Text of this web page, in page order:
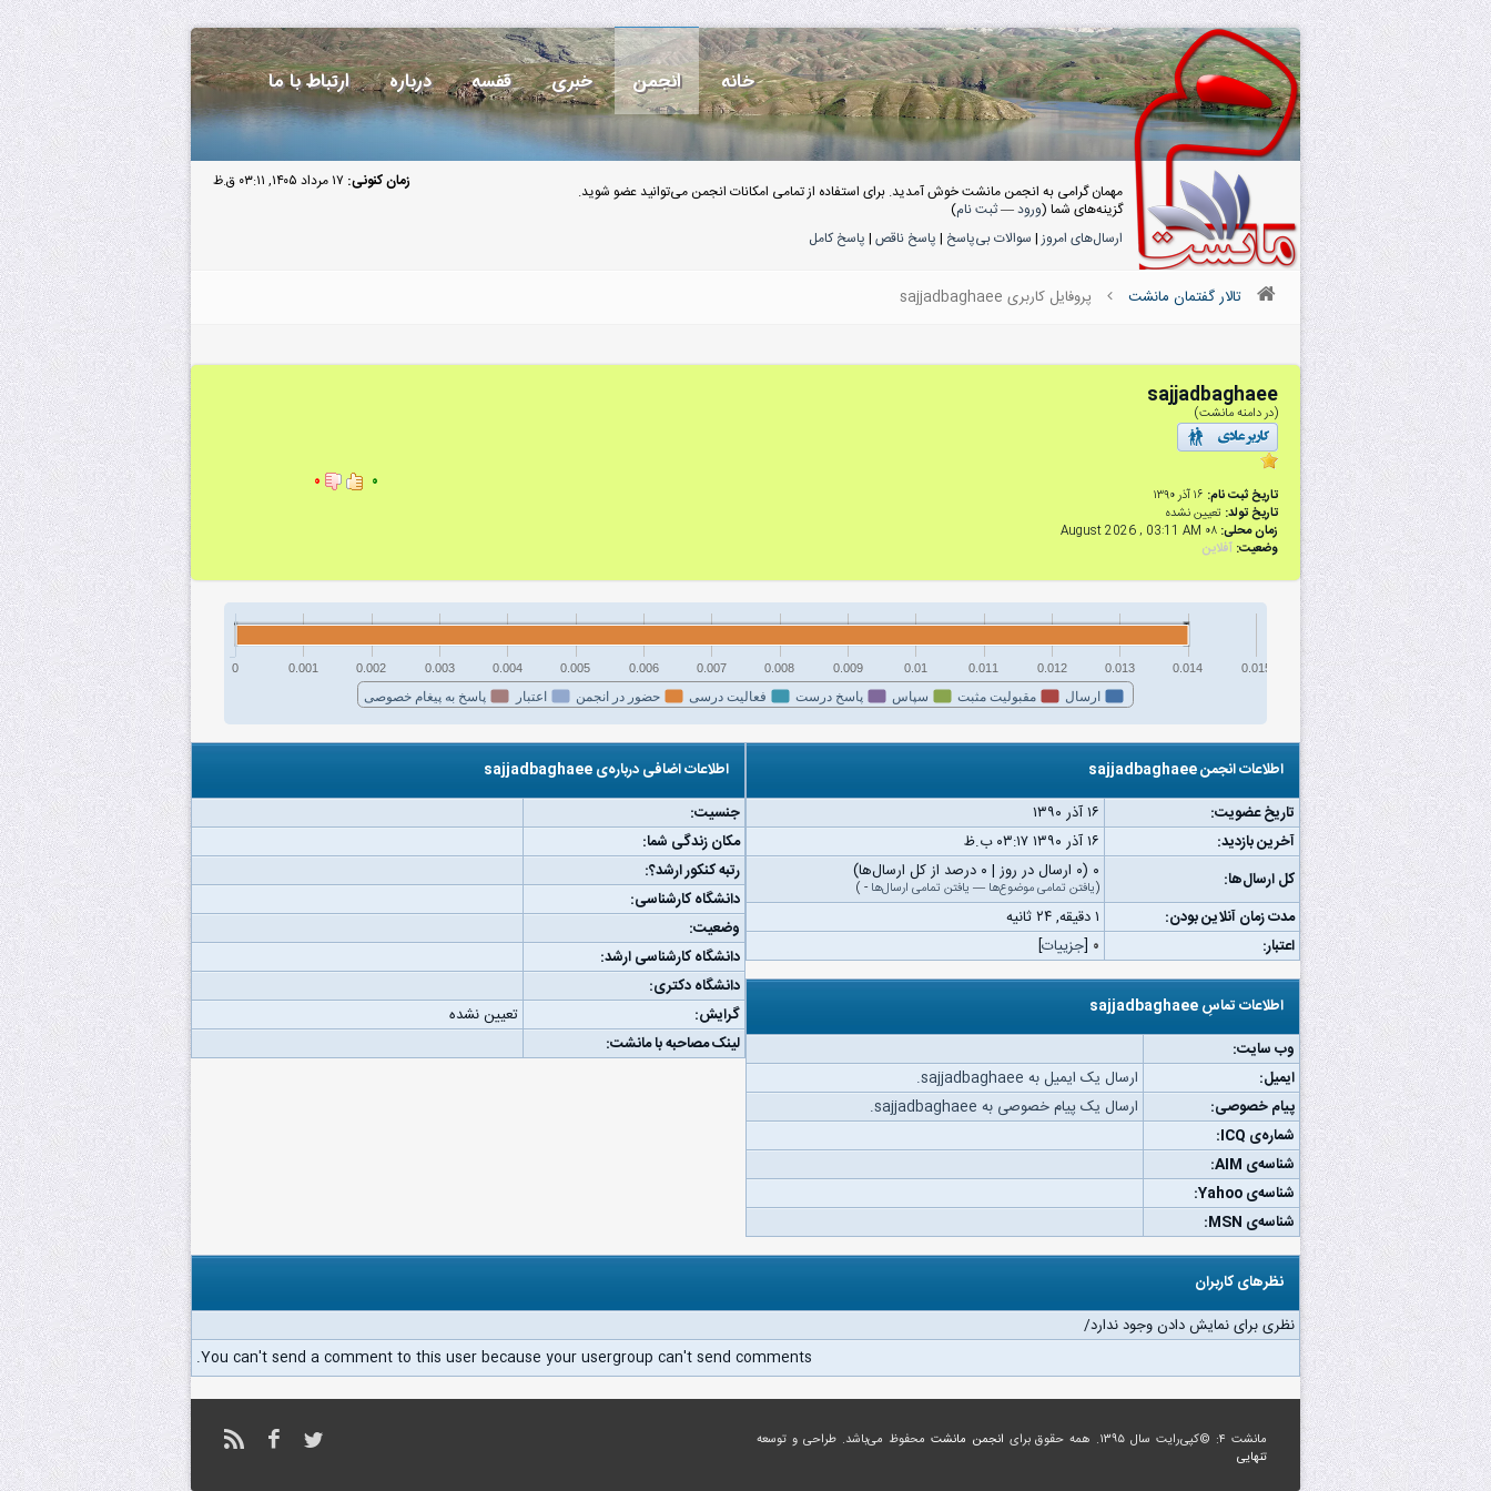
خانه انجمن خبری قفسه درباره ارتباط با ما
زمان کنونی: ۱۷ مرداد ۱۴۰۵, ۰۳:۱۱ ق.ظ
مهمان گرامی به انجمن مانشت خوش آمدید. برای استفاده از تمامی امکانات انجمن می‌توانید عضو شوید.
گزینه‌های شما (ورود—ثبت نام)
ارسال‌های امروز| سوالات بی‌پاسخ | پاسخ ناقص | پاسخ کامل
تالار گفتمان مانشت پروفایل کاربری sajjadbaghaee
sajjadbaghaee
(در دامنه مانشت)
تاریخ ثبت نام: ۱۶ آذر ۱۳۹۰
تاریخ تولد: تعیین نشده
زمان محلی: ۰۸ August 2026 , 03:11 AM
وضعیت: آفلاین
۰ ۰
ارسال مقبولیت مثبت سپاس پاسخ درست فعالیت درسی حضور در انجمن اعتبار پاسخ به پیغام خصوصی
0 0.001 0.002 0.003 0.004 0.005 0.006 0.007 0.008 0.009 0.01 0.011 0.012 0.013 0.014 0.015
اطلاعات انجمن sajjadbaghaee
تاریخ عضویت:
۱۶ آذر ۱۳۹۰
آخرین بازدید:
۱۶ آذر ۱۳۹۰ ۰۳:۱۷ ب.ظ
کل ارسال‌ها:
۰ (۰ ارسال در روز | ۰ درصد از کل ارسال‌ها)
(یافتن تمامی موضوع‌ها — یافتن تمامی ارسال‌ها -
)
مدت زمان آنلاین بودن:
۱ دقیقه, ۲۴ ثانیه
اعتبار:
۰ [جزییات]
اطلاعات تماسِ sajjadbaghaee
وب‌ سایت:
ایمیل:
ارسال یک ایمیل به sajjadbaghaee.
پیام خصوصی:
ارسال یک پیام خصوصی به sajjadbaghaee.
شماره‌ی ICQ:
شناسه‌ی AIM:
شناسه‌ی Yahoo:
شناسه‌ی MSN:
اطلاعات اضافی درباره‌ی sajjadbaghaee
جنسیت:
مکان زندگی شما:
رتبه کنکور ارشد؟:
دانشگاه کارشناسی:
وضعیت:
دانشگاه کارشناسی ارشد:
دانشگاه دکتری:
گرایش:
تعیین نشده
لینک مصاحبه با مانشت:
نظرهای کاربران
نظری برای نمایش دادن وجود ندارد/
You can't send a comment to this user because your usergroup can't send comments.
مانشت ۴: ©کپی‌رایت سال ۱۳۹۵. همه حقوق برای انجمن مانشت محفوظ می‌باشد. طراحی و توسعه
تنهایی